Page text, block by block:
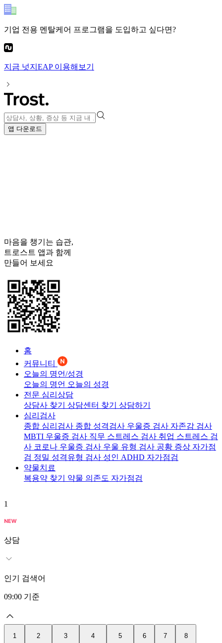
기업 전용 멘탈케어 프로그램을 도입하고 싶다면?
지금 넛지EAP이용해보기
앱 다운로드
마음을 챙기는 습관,
트로스트 앱과 함께
만들어 보세요
홈
커뮤니티
오늘의 명언/성경
오늘의 명언 오늘의 성경
전문 심리상담
상담사 찾기 상담센터 찾기 상담하기
심리검사
종합 심리검사 종합 성격검사 우울증 검사 자존감 검사
MBTI 우울증 검사 직무 스트레스 검사 취업 스트레스 검
사 코로나 우울증 검사 우울 유형 검사 공황 증상 자가점
검 정밀 성격유형 검사 성인 ADHD 자가점검
약물치료
복용약 찾기 약물 의존도 자가점검
1
상담
인기 검색어
09:00 기준
1 2 3 4 5 6 7 8